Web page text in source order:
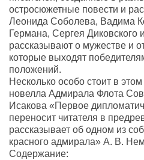
остросюжетные повести и
Леонида Соболева, Вадима
Германа, Сергея Диковского
рассказывают о мужестве и
которые выходят
положений.
Несколько особо стоит в
новелла Адмирала Флота
Исакова «Первое
переносит читателя в
рассказывает об одном из
красного адмирала» А. В.
Содержание: